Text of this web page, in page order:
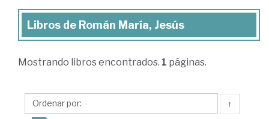
Libros
Román
Jesús
Libros de Román María, Jesús
Mostrando libros encontrados. 1 páginas.
↑